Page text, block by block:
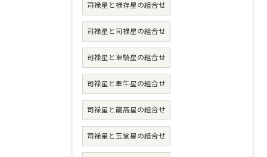
司禄星と禄存星の組合せ
司禄星と司禄星の組合せ
司禄星と車騎星の組合せ
司禄星と牽牛星の組合せ
司禄星と龍高星の組合せ
司禄星と玉堂星の組合せ